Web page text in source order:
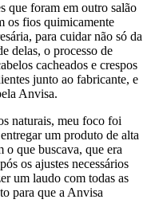
que foram em outro salão
os fios quimicamente
para cuidar não só da
delas, o processo de
cacheados e crespos
junto ao fabricante, e
Anvisa.
naturais, meu foco foi
um produto de alta
o que buscava, que era
os ajustes necessários
um laudo com todas as
para que a Anvisa